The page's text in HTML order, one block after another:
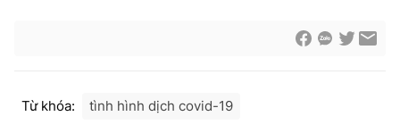
024.38 355 931 - 024.38 355 932
Từ khóa: tình hình dịch covid-19